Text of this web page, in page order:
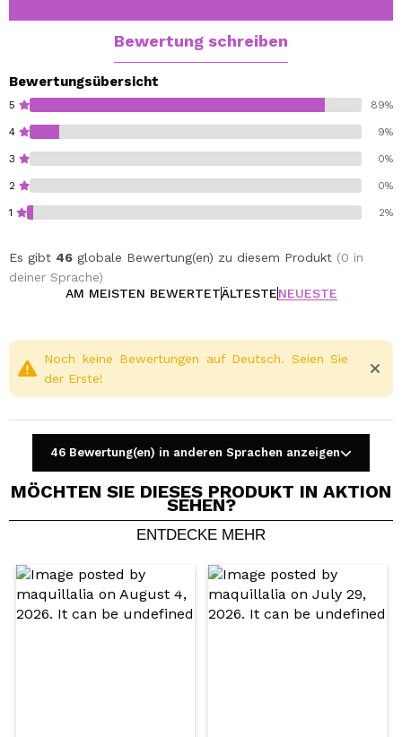
Bewertung schreiben
Bewertungsübersicht
5 89%
4 9%
3 0%
2 0%
1 2%
Es gibt 46 globale Bewertung(en) zu diesem Produkt (0 in
deiner Sprache)
AM MEISTEN BEWERTETÄLTESTENEUESTE
Ein Video oder Foto teilen
Dein Video könnte das erste sein. Stell es dir vor...
Würden Sie diesen Kauf empfehlen? Ja Nein
Noch keine Bewertungen auf Deutsch. Seien Sie
der Erste!
46 Bewertung(en) in anderen Sprachen anzeigen
MÖCHTEN SIE DIESES PRODUKT IN AKTION
SEHEN?
ENTDECKE MEHR